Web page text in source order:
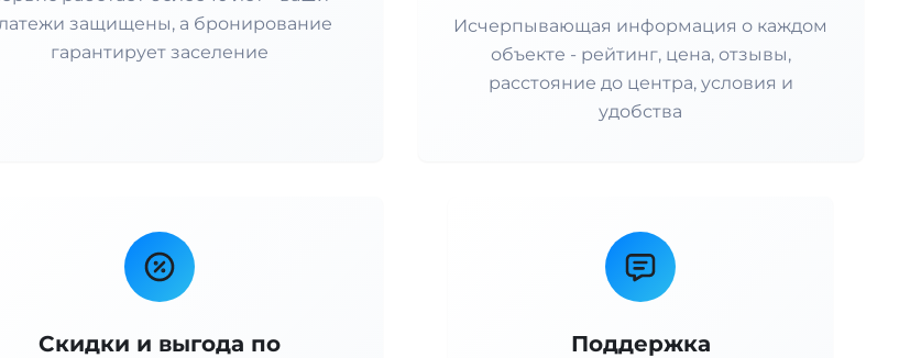
защищены, а бронирование
гарантирует заселение
Исчерпывающая информация о каждом
объекте - рейтинг, цена, отзывы,
расстояние до центра, условия и
удобства
Скидки и выгода по
Поддержка